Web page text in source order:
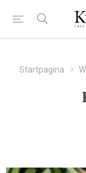
Startpagina